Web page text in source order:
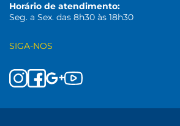
Horário de atendimento:
Seg. a Sex. das 8h30 às 18h30
SIGA-NOS